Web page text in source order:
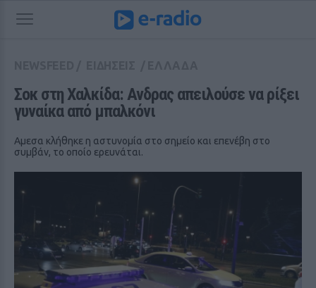
Σοκ στη Χαλκίδα: Ανδρας απειλούσε να ρίξει
γυναίκα από μπαλκόνι
Αμεσα κλήθηκε η αστυνομία στο σημείο και επενέβη στο
συμβάν, το οποίο ερευνάται.